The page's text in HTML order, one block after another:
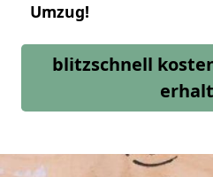
Umzug!
blitzschnell